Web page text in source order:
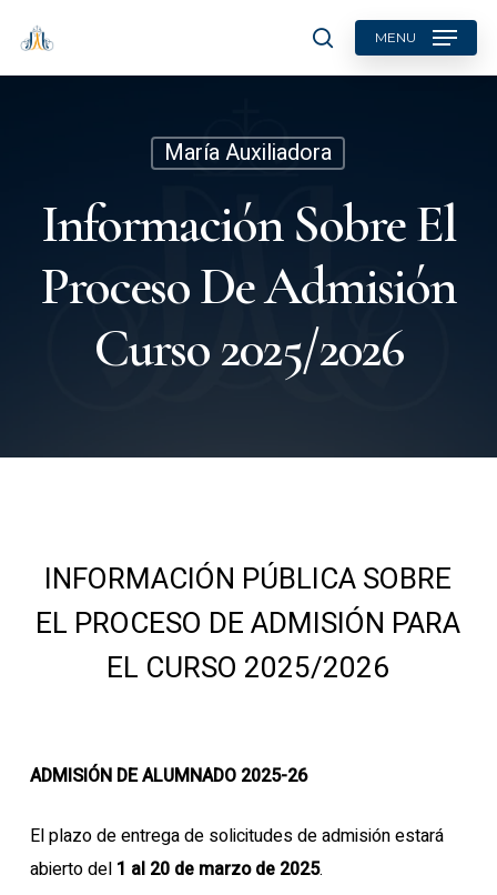
main
searchMENU
María Auxiliadora
Información Sobre El
Proceso De Admisión
Curso 2025/2026
INFORMACIÓN PÚBLICA SOBRE
EL PROCESO DE ADMISIÓN PARA
EL CURSO 2025/2026
ADMISIÓN DE ALUMNADO 2025-26
El plazo de entrega de solicitudes de admisión estará
abierto del 1 al 20 de marzo de 2025.